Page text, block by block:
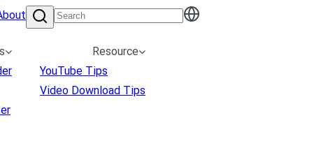
Resource
YouTube Tips
Video Download Tips